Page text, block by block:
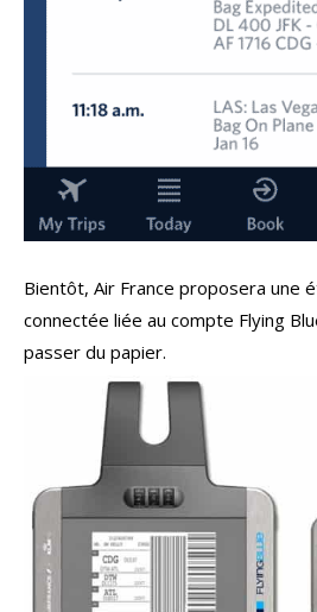
Bientôt, Air France proposera une
connectée liée au compte Flying
passer du papier.